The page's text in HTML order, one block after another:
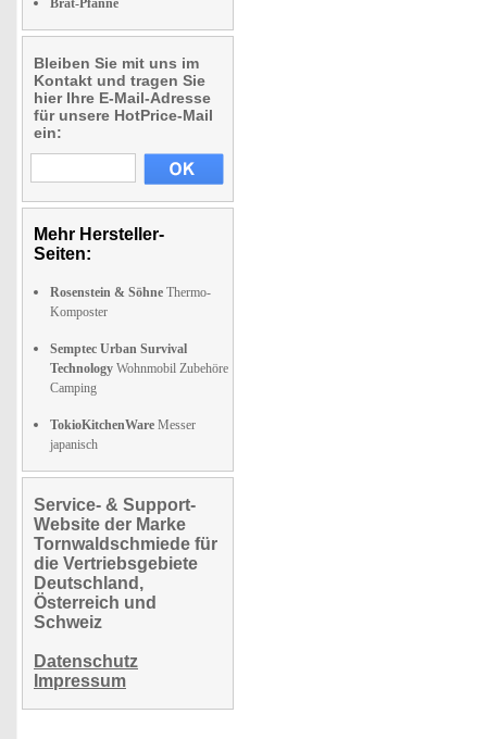
Brat-Pfanne
Bleiben Sie mit uns im
Kontakt und tragen Sie
hier Ihre E-Mail-Adresse
für unsere HotPrice-Mail
ein:
Mehr Hersteller-
Seiten:
Rosenstein & Söhne Thermo-
Komposter
Semptec Urban Survival
Technology Wohnmobil Zubehöre
Camping
TokioKitchenWare Messer
japanisch
Service- & Support-
Website der Marke
Tornwaldschmiede für
die Vertriebsgebiete
Deutschland,
Österreich und
Schweiz
Datenschutz
Impressum